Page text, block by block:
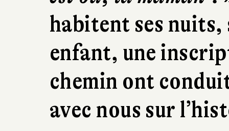
habitent ses nuits,
enfant, une
chemin ont
avec nous sur